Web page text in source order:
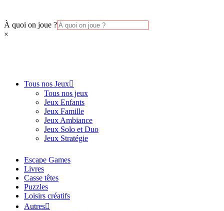
À quoi on joue ?
×
Tous nos Jeux
Tous nos jeux
Jeux Enfants
Jeux Famille
Jeux Ambiance
Jeux Solo et Duo
Jeux Stratégie
Escape Games
Livres
Casse têtes
Puzzles
Loisirs créatifs
Autres